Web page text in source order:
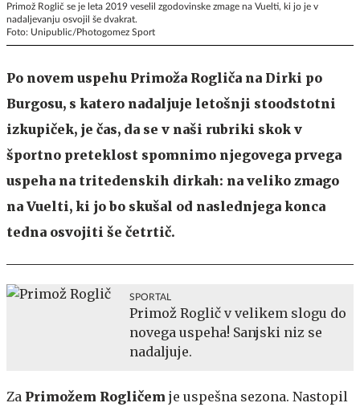
Primož Roglič se je leta 2019 veselil zgodovinske zmage na Vuelti, ki jo je v
nadaljevanju osvojil še dvakrat.
Foto: Unipublic/Photogomez Sport
Po novem uspehu Primoža Rogliča na Dirki po
Burgosu, s katero nadaljuje letošnji stoodstotni
izkupiček, je čas, da se v naši rubriki skok v
športno preteklost spomnimo njegovega prvega
uspeha na tritedenskih dirkah: na veliko zmago
na Vuelti, ki jo bo skušal od naslednjega konca
tedna osvojiti še četrtič.
SPORTAL
Primož Roglič v velikem slogu do
novega uspeha! Sanjski niz se
nadaljuje.
Za Primožem Rogličem je uspešna sezona. Nastopil